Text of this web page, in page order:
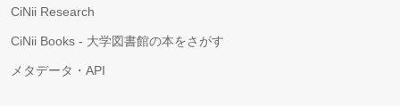
CiNii Research
CiNii Books - 大学図書館の本をさがす
メタデータ・API